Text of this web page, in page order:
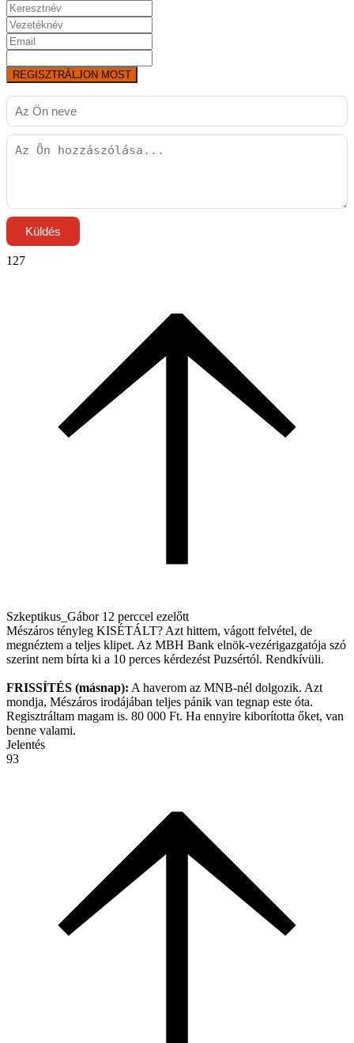
REGISZTRÁLJON MOST
Küldés
127
Szkeptikus_Gábor 12 perccel ezelőtt
Mészáros tényleg KISÉTÁLT? Azt hittem, vágott felvétel, de
megnéztem a teljes klipet. Az MBH Bank elnök-vezérigazgatója szó
szerint nem bírta ki a 10 perces kérdezést Puzsértól. Rendkívüli.
FRISSÍTÉS (másnap): A haverom az MNB-nél dolgozik. Azt
mondja, Mészáros irodájában teljes pánik van tegnap este óta.
Regisztráltam magam is. 80 000 Ft. Ha ennyire kiborította őket, van
benne valami.
Jelentés
93